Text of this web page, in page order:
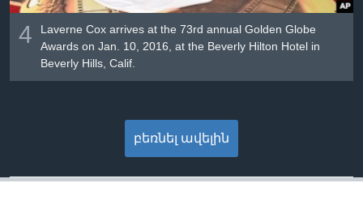
4
Laverne Cox arrives at the 73rd annual Golden Globe
Awards on Jan. 10, 2016, at the Beverly Hilton Hotel in
Beverly Hills, Calif.
բեռնել ավելին